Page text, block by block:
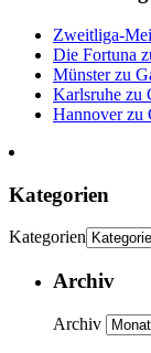
Zweitliga-
Die Fortuna
Münster zu
Karlsruhe zu
Hannover zu
Kategorien
Kategorien
Archiv
Archiv